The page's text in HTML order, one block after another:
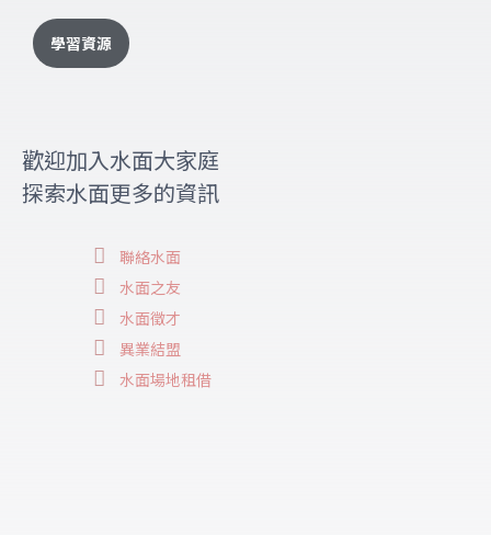
學習資源
歡迎加入水面大家庭
探索水面更多的資訊
聯絡水面
水面之友
水面徵才
異業結盟
水面場地租借